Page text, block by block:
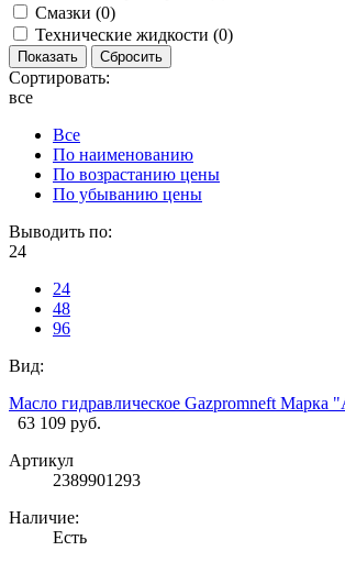
Смазки (0)
Технические жидкости (0)
Сортировать:
все
Все
По наименованию
По возрастанию цены
По убыванию цены
Выводить по:
24
24
48
96
Вид:
Масло гидравлическое Gazpromneft Марка
63 109 руб.
Артикул
2389901293
Наличие:
Есть